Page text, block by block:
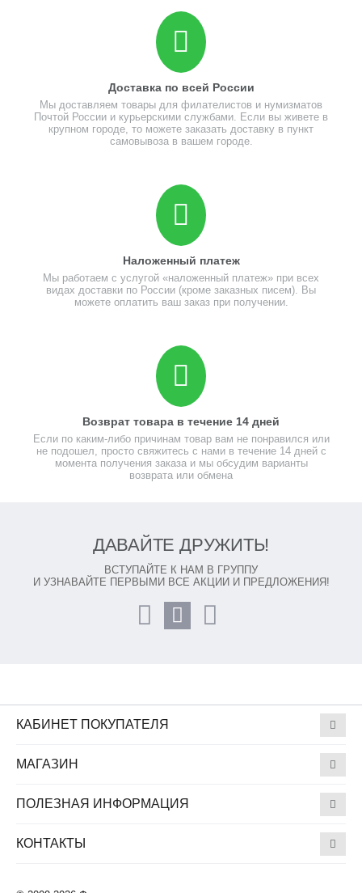
Доставка по всей России
Мы доставляем товары для филателистов и нумизматов
Почтой России и курьерскими службами. Если вы живете в
крупном городе, то можете заказать доставку в пункт
самовывоза в вашем городе.
Наложенный платеж
Мы работаем с услугой «наложенный платеж» при всех
видах доставки по России (кроме заказных писем). Вы
можете оплатить ваш заказ при получении.
Возврат товара в течение 14 дней
Если по каким-либо причинам товар вам не понравился или
не подошел, просто свяжитесь с нами в течение 14 дней с
момента получения заказа и мы обсудим варианты
возврата или обмена
ДАВАЙТЕ ДРУЖИТЬ!
ВСТУПАЙТЕ К НАМ В ГРУППУ
И УЗНАВАЙТЕ ПЕРВЫМИ ВСЕ АКЦИИ И ПРЕДЛОЖЕНИЯ!
КАБИНЕТ ПОКУПАТЕЛЯ
МАГАЗИН
ПОЛЕЗНАЯ ИНФОРМАЦИЯ
КОНТАКТЫ